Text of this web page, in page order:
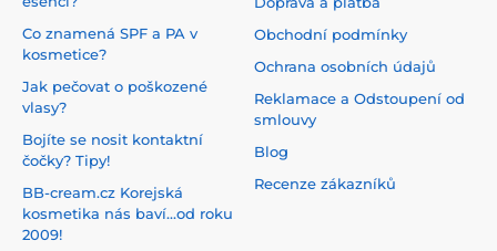
Co znamená SPF a PA v
kosmetice?
Jak pečovat o poškozené
vlasy?
Bojíte se nosit kontaktní
čočky? Tipy!
BB-cream.cz Korejská
kosmetika nás baví...od roku
2009!
Obchodní podmínky
Ochrana osobních údajů
Reklamace a Odstoupení od
smlouvy
Blog
Recenze zákazníků